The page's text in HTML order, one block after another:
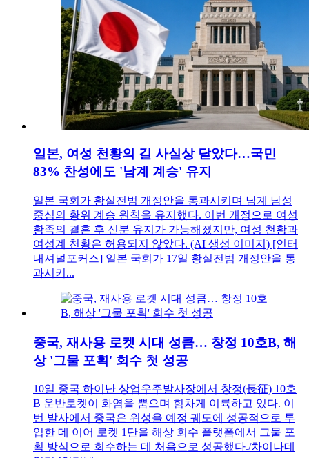
일본, 여성 천황의 길 사실상 닫았다…국민
83% 찬성에도 '남계 계승' 유지
일본 국회가 황실전범 개정안을 통과시키며 남계 남성
중심의 황위 계승 원칙을 유지했다. 이번 개정으로 여성
황족의 결혼 후 신분 유지가 가능해졌지만, 여성 천황과
여성계 천황은 허용되지 않았다. (AI 생성 이미지) [인터
내셔널포커스] 일본 국회가 17일 황실전범 개정안을 통
과시키...
중국, 재사용 로켓 시대 성큼… 창정 10호B, 해
상 '그물 포획' 회수 첫 성공
10일 중국 하이난 상업우주발사장에서 창정(長征) 10호
B 운반로켓이 화염을 뿜으며 힘차게 이륙하고 있다. 이
번 발사에서 중국은 위성을 예정 궤도에 성공적으로 투
입한 데 이어 로켓 1단을 해상 회수 플랫폼에서 그물 포
획 방식으로 회수하는 데 처음으로 성공했다./차이나데